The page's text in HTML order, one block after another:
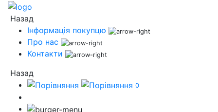
Назад
Інформація покупцю
Про нас
Контакти
Назад
0